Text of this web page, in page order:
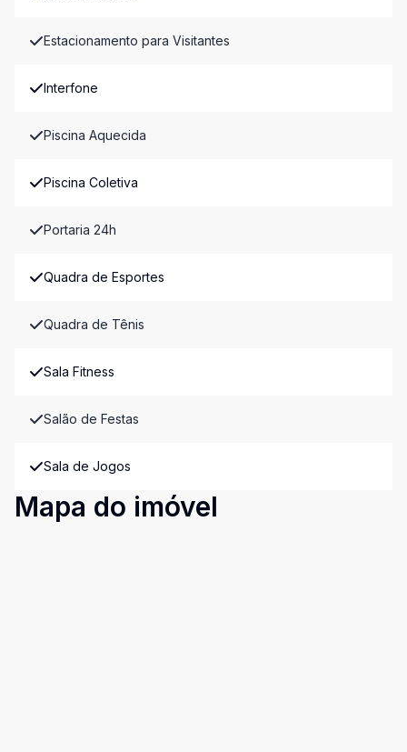
Estacionamento para Visitantes
Interfone
Piscina Aquecida
Piscina Coletiva
Portaria 24h
Quadra de Esportes
Quadra de Tênis
Sala Fitness
Salão de Festas
Sala de Jogos
Mapa do imóvel